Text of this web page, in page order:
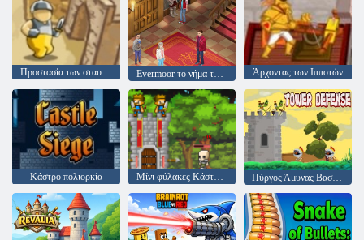
Προστασία των σταυροφόρων Evermoor το νήμα της μοίρας Άρχοντας των Ιπποτών
Κάστρο πολιορκία Μίνι φύλακες Κάστρο άμυνας Πύργος Άμυνας Βασιλιάς